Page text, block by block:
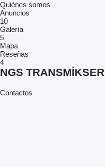
Quiénes somos
Anuncios
10
Galería
5
Mapa
Reseñas
4
NGS TRANSMİKSER
Contactos